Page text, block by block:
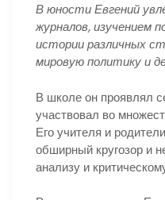
В юности Евгений
журналов, изучением
истории различных
мировую политику и
В школе он проявлял
участвовал во
Его учителя и
обширный кругозор и
анализу и